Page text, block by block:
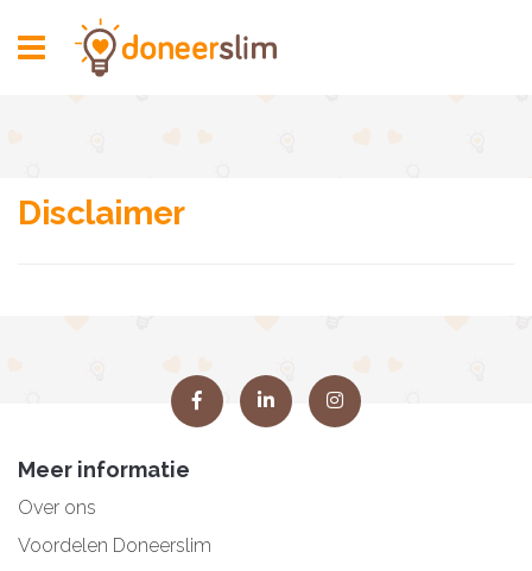
Toggle
navigation
Disclaimer
Meer informatie
Over ons
Voordelen Doneerslim